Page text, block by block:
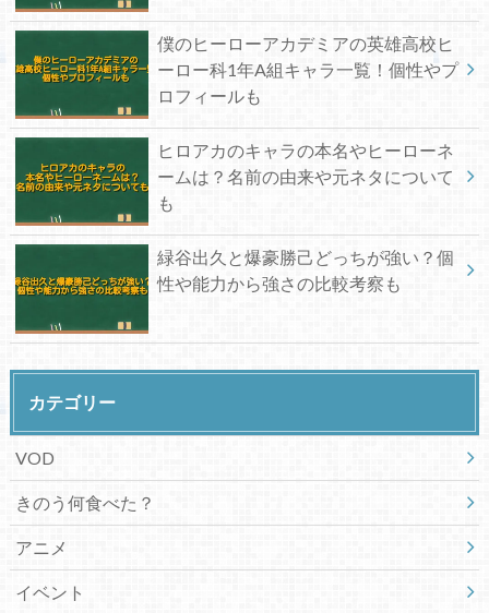
僕のヒーローアカデミアの英雄高校ヒ
ーロー科1年A組キャラ一覧！個性やプ
ロフィールも
ヒロアカのキャラの本名やヒーローネ
ームは？名前の由来や元ネタについて
も
緑谷出久と爆豪勝己どっちが強い？個
性や能力から強さの比較考察も
カテゴリー
VOD
きのう何食べた？
アニメ
イベント